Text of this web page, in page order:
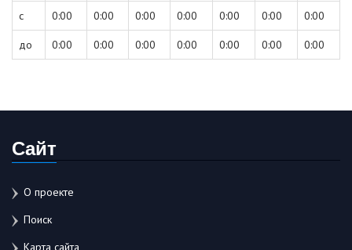
с 0:00 0:00 0:00 0:00 0:00 0:00 0:00
до 0:00 0:00 0:00 0:00 0:00 0:00 0:00
Сайт
О проекте
Поиск
Карта сайта